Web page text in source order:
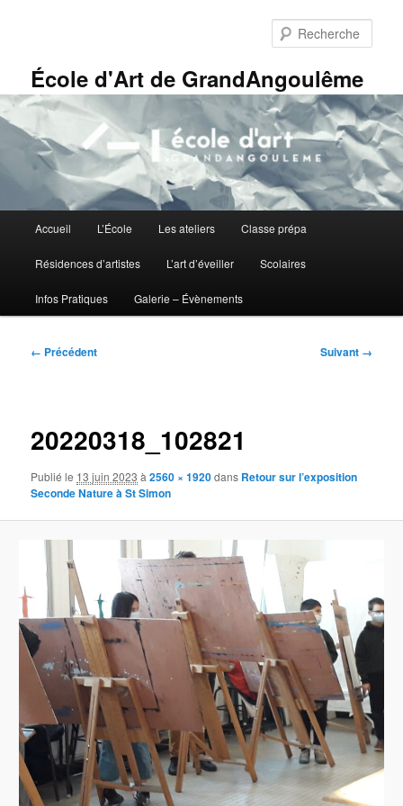
principalÉcole d'Art de GrandAngoulême
principal
Accueil L’École Les ateliers Classe prépa
Résidences d’artistes L’art d’éveiller Scolaires
Infos Pratiques Galerie – Évènements
Navigation
← Précédent Suivant →
20220318_102821
Publié le 13 juin 2023 à2560 × 1920dans Retour sur l’exposition
Seconde Nature à St Simon